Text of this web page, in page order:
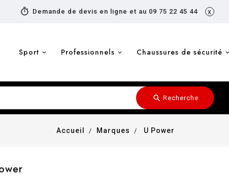
timer Demande de devis en ligne et au 09 75 22 45 44 x
Sport Professionnels Chaussures de sécurité
search Recherche
Accueil Marques U Power